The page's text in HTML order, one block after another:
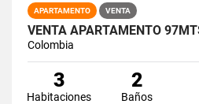
APARTAMENTO VENTA
VENTA APARTAMENTO
Colombia
3
Habitaciones
2
Baños